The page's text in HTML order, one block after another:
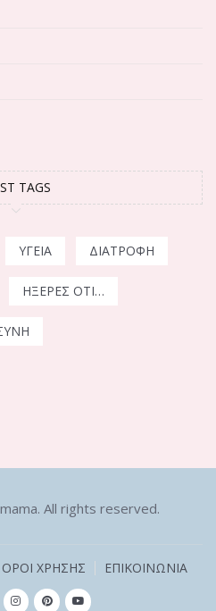
TAGS
ΥΓΕΊΑ ΔΙΑΤΡΟΦΉ
ΉΞΕΡΕΣ ΌΤΙ…
All rights reserved.
ΟΡΟΙ ΧΡΗΣΗΣ ΕΠΙΚΟΙΝΩΝΙΑ